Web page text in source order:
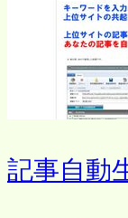
記事自動